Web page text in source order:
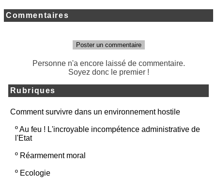
Commentaires
Poster un commentaire
Personne n'a encore laissé de commentaire.
Soyez donc le premier !
Rubriques
Comment survivre dans un environnement hostile
ºAu feu ! L'incroyable incompétence administrative de
l'Etat
º Réarmement moral
º Ecologie